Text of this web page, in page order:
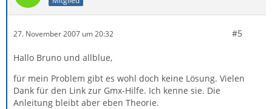
27. November 2007 um 20:32 #5
Hallo Bruno und allblue,
für mein Problem gibt es wohl doch keine Lösung. Vielen
Dank für den Link zur Gmx-Hilfe. Ich kenne sie. Die
Anleitung bleibt aber eben Theorie.